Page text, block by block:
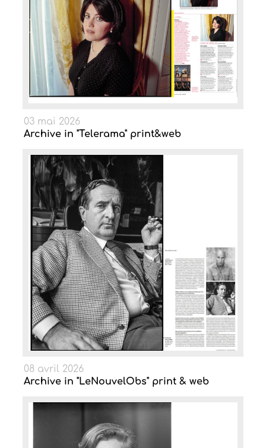
03 mai 2026
Archive in "Telerama" print&web
08 avril 2026
Archive in "LeNouvelObs" print & web